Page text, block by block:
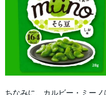
ちなみに、カルビー・ミーノ